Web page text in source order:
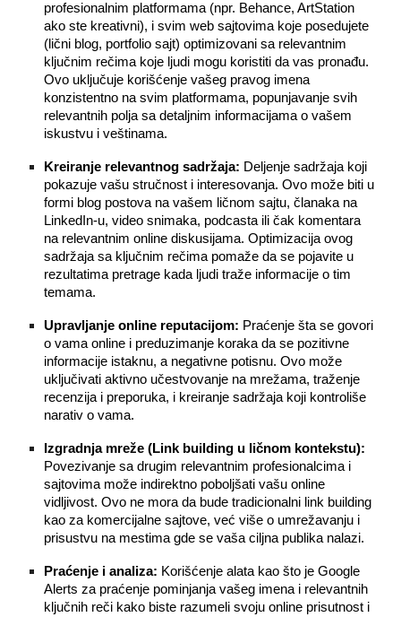
profesionalnim platformama (npr. Behance, ArtStation
ako ste kreativni), i svim web sajtovima koje posedujete
(lični blog, portfolio sajt) optimizovani sa relevantnim
ključnim rečima koje ljudi mogu koristiti da vas pronađu.
Ovo uključuje korišćenje vašeg pravog imena
konzistentno na svim platformama, popunjavanje svih
relevantnih polja sa detaljnim informacijama o vašem
iskustvu i veštinama.
Kreiranje relevantnog sadržaja: Deljenje sadržaja koji
pokazuje vašu stručnost i interesovanja. Ovo može biti u
formi blog postova na vašem ličnom sajtu, članaka na
LinkedIn-u, video snimaka, podcasta ili čak komentara
na relevantnim online diskusijama. Optimizacija ovog
sadržaja sa ključnim rečima pomaže da se pojavite u
rezultatima pretrage kada ljudi traže informacije o tim
temama.
Upravljanje online reputacijom: Praćenje šta se govori
o vama online i preduzimanje koraka da se pozitivne
informacije istaknu, a negativne potisnu. Ovo može
uključivati aktivno učestvovanje na mrežama, traženje
recenzija i preporuka, i kreiranje sadržaja koji kontroliše
narativ o vama.
Izgradnja mreže (Link building u ličnom kontekstu):
Povezivanje sa drugim relevantnim profesionalcima i
sajtovima može indirektno poboljšati vašu online
vidljivost. Ovo ne mora da bude tradicionalni link building
kao za komercijalne sajtove, već više o umrežavanju i
prisustvu na mestima gde se vaša ciljna publika nalazi.
Praćenje i analiza: Korišćenje alata kao što je Google
Alerts za praćenje pominjanja vašeg imena i relevantnih
ključnih reči kako biste razumeli svoju online prisutnost i